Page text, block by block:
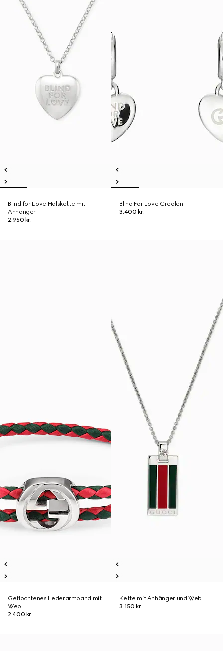
Blind for Love Halskette mit
Anhänger
2.950 kr.
Blind For Love Creolen
3.400 kr.
Geflochtenes Lederarmband mit
Web
2.400 kr.
Kette mit Anhänger und Web
3.150 kr.